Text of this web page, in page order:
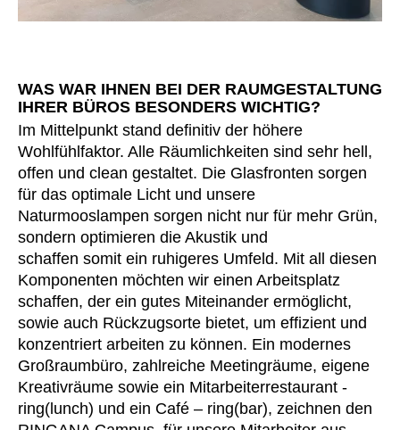
WAS WAR IHNEN BEI DER RAUMGESTALTUNG
IHRER BÜROS BESONDERS WICHTIG?
Im Mittelpunkt stand definitiv der höhere
Wohlfühlfaktor. Alle Räumlichkeiten sind sehr hell,
offen und clean gestaltet. Die Glasfronten sorgen
für das optimale Licht und unsere
Naturmooslampen sorgen nicht nur für mehr Grün,
sondern optimieren die Akustik und
schaffen somit ein ruhigeres Umfeld. Mit all diesen
Komponenten möchten wir einen Arbeitsplatz
schaffen, der ein gutes Miteinander ermöglicht,
sowie auch Rückzugsorte bietet, um effizient und
konzentriert arbeiten zu können. Ein modernes
Großraumbüro, zahlreiche Meetingräume, eigene
Kreativräume sowie ein Mitarbeiterrestaurant -
ring(lunch) und ein Café – ring(bar), zeichnen den